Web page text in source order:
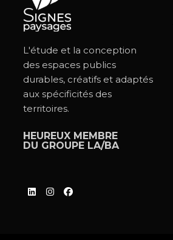
L'étude et la conception
des espaces publics
durables, créatifs et adaptés
aux spécificités des
territoires.
HEUREUX MEMBRE
DU GROUPE LA/BA